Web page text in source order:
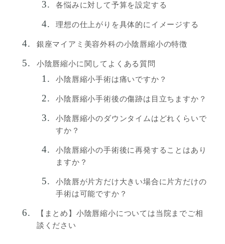
各悩みに対して予算を設定する
理想の仕上がりを具体的にイメージする
銀座マイアミ美容外科の小陰唇縮小の特徴
小陰唇縮小に関してよくある質問
小陰唇縮小手術は痛いですか？
小陰唇縮小手術後の傷跡は目立ちますか？
小陰唇縮小のダウンタイムはどれくらいで
すか？
小陰唇縮小の手術後に再発することはあり
ますか？
小陰唇が片方だけ大きい場合に片方だけの
手術は可能ですか？
【まとめ】小陰唇縮小については当院までご相
談ください